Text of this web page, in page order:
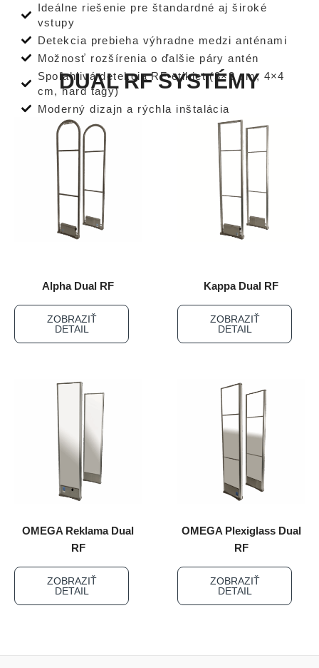
Ideálne riešenie pre štandardné aj široké
vstupy
Detekcia prebieha výhradne medzi anténami
Možnosť rozšírenia o ďalšie páry antén
Spoľahlivá detekcia RF etikiet (3×3 cm, 4×4
cm, hard tagy)
Moderný dizajn a rýchla inštalácia
DUAL RF SYSTÉMY
Alpha Dual RF
ZOBRAZIŤ
DETAIL
Kappa Dual RF
ZOBRAZIŤ
DETAIL
OMEGA Reklama Dual
RF
ZOBRAZIŤ
DETAIL
OMEGA Plexiglass Dual
RF
ZOBRAZIŤ
DETAIL